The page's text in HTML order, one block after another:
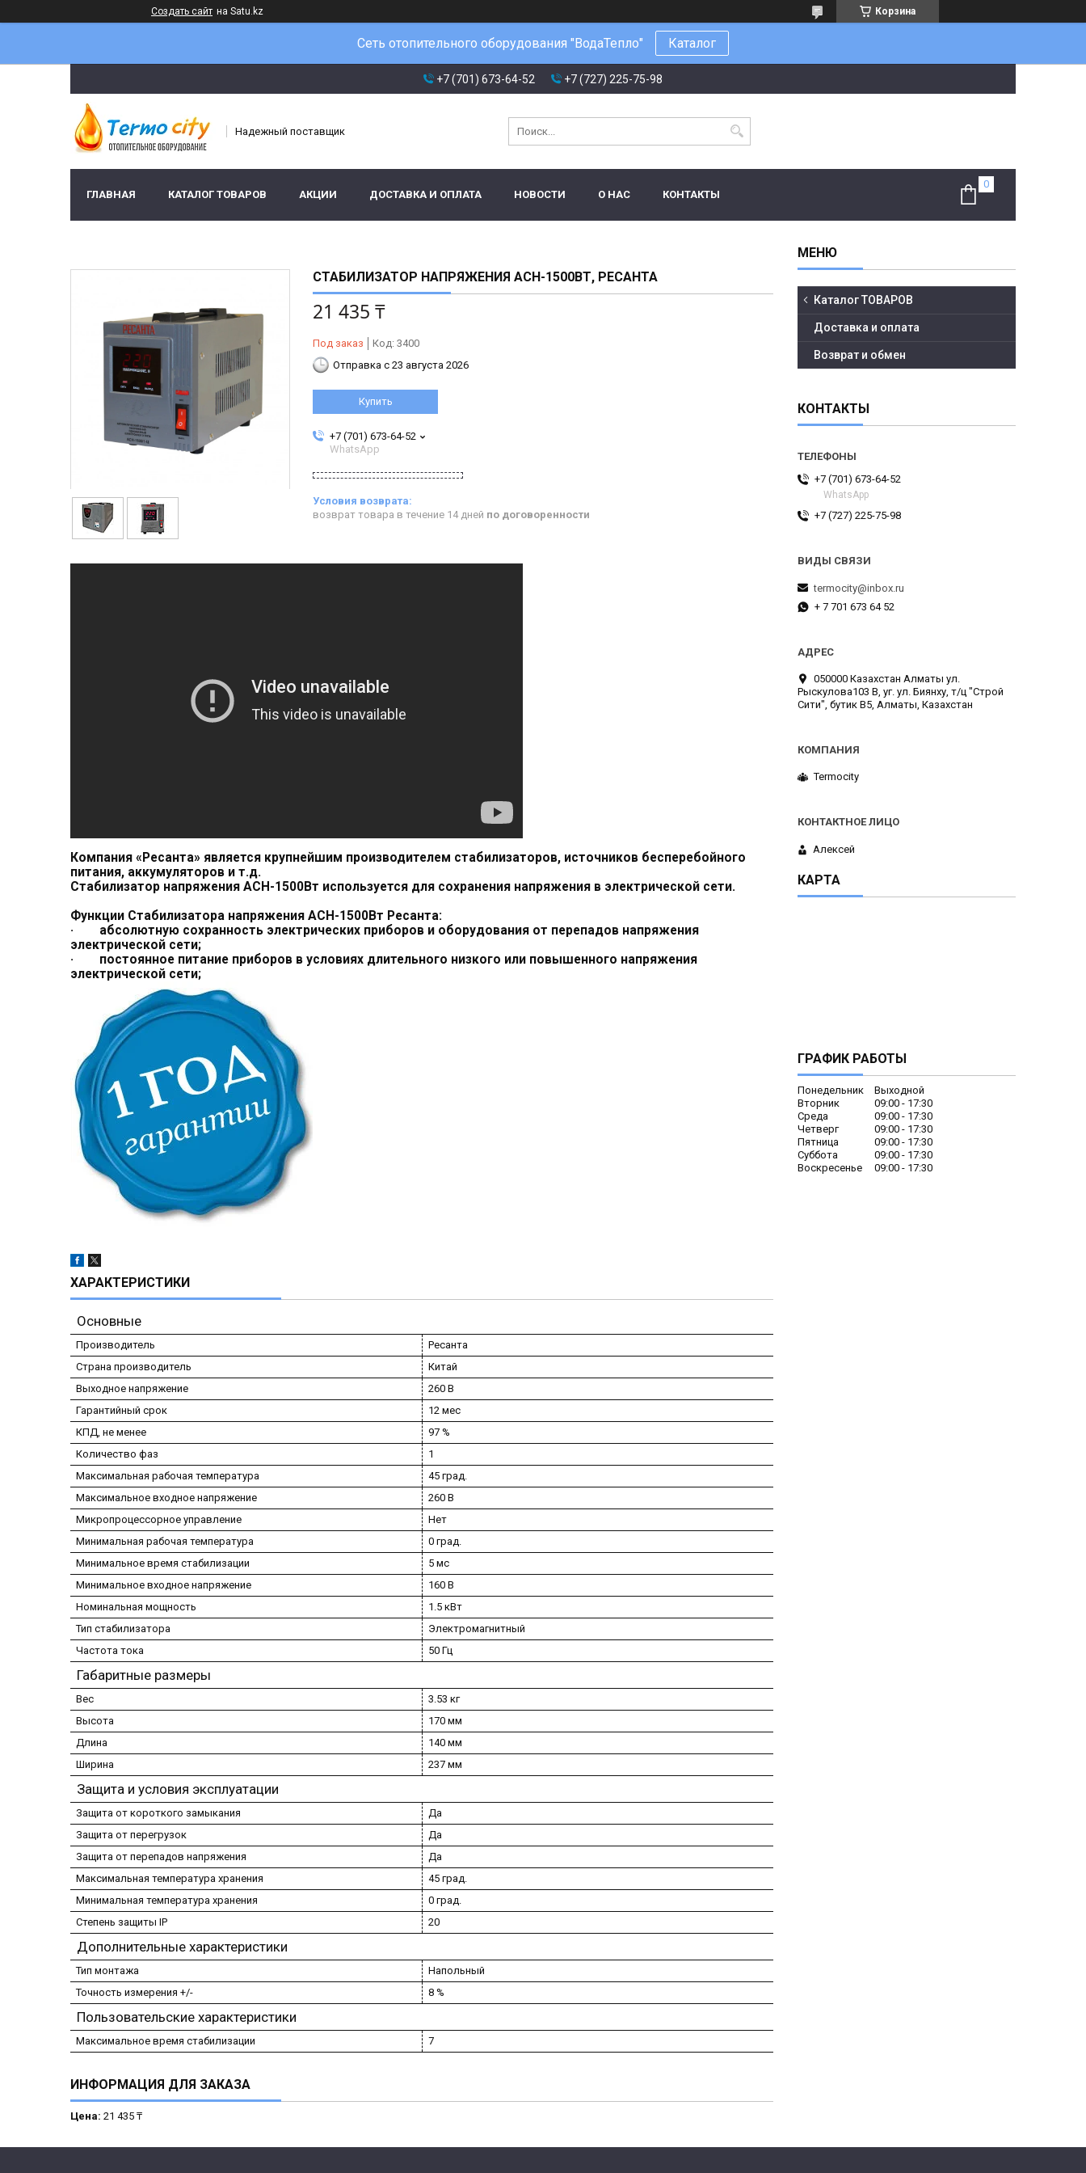
Создать сайт на Satu.kz Корзина
Сеть отопительного оборудования "ВодаТепло" Каталог
+7 (701) 673-64-52 +7 (727) 225-75-98
Надежный поставщик
ГЛАВНАЯ КАТАЛОГ ТОВАРОВ АКЦИИ ДОСТАВКА И ОПЛАТА НОВОСТИ О НАС КОНТАКТЫ
СТАБИЛИЗАТОР НАПРЯЖЕНИЯ ACH-1500ВТ, РЕСАНТА
21 435 ₸
Под заказ Код: 3400
Отправка с 23 августа 2026
Купить
+7 (701) 673-64-52
WhatsApp
возврат товара в течение 14 дней по договоренности
Компания «Ресанта» является крупнейшим производителем стабилизаторов, источников бесперебойного
питания, аккумуляторов и т.д.
Стабилизатор напряжения ACH-1500Вт используется для сохранения напряжения в электрической сети.
Функции Стабилизатора напряжения ACH-1500Вт Ресанта:
· абсолютную сохранность электрических приборов и оборудования от перепадов напряжения
электрической сети;
· постоянное питание приборов в условиях длительного низкого или повышенного напряжения
электрической сети;
ХАРАКТЕРИСТИКИ
Основные
Производитель
Ресанта
Страна производитель
Китай
Выходное напряжение
260 В
Гарантийный срок
12 мес
КПД, не менее
97 %
Количество фаз
1
Максимальная рабочая температура
45 град.
Максимальное входное напряжение
260 В
Микропроцессорное управление
Нет
Минимальная рабочая температура
0 град.
Минимальное время стабилизации
5 мс
Минимальное входное напряжение
160 В
Номинальная мощность
1.5 кВт
Тип стабилизатора
Электромагнитный
Частота тока
50 Гц
Габаритные размеры
Вес
3.53 кг
Высота
170 мм
Длина
140 мм
Ширина
237 мм
Защита и условия эксплуатации
Защита от короткого замыкания
Да
Защита от перегрузок
Да
Защита от перепадов напряжения
Да
Максимальная температура хранения
45 град.
Минимальная температура хранения
0 град.
Степень защиты IP
20
Дополнительные характеристики
Тип монтажа
Напольный
Точность измерения +/-
8 %
Пользовательские характеристики
Максимальное время стабилизации 7
ИНФОРМАЦИЯ ДЛЯ ЗАКАЗА
Цена: 21 435 ₸
Каталог ТОВАРОВ
Доставка и оплата
Возврат и обмен
КОНТАКТЫ
+7 (701) 673-64-52
WhatsApp
+7 (727) 225-75-98
termocity@inbox.ru
+ 7 701 673 64 52
050000 Казахстан Алматы ул.
Рыскулова103 В, уг. ул. Биянху, т/ц "Строй
Сити", бутик В5, Алматы, Казахстан
Termocity
Алексей
КАРТА
ГРАФИК РАБОТЫ
Понедельник
Выходной
Вторник
09:00
17:30
Среда
09:00
17:30
Четверг
09:00
17:30
Пятница
09:00
17:30
Суббота
09:00
17:30
Воскресенье
09:00 17:30